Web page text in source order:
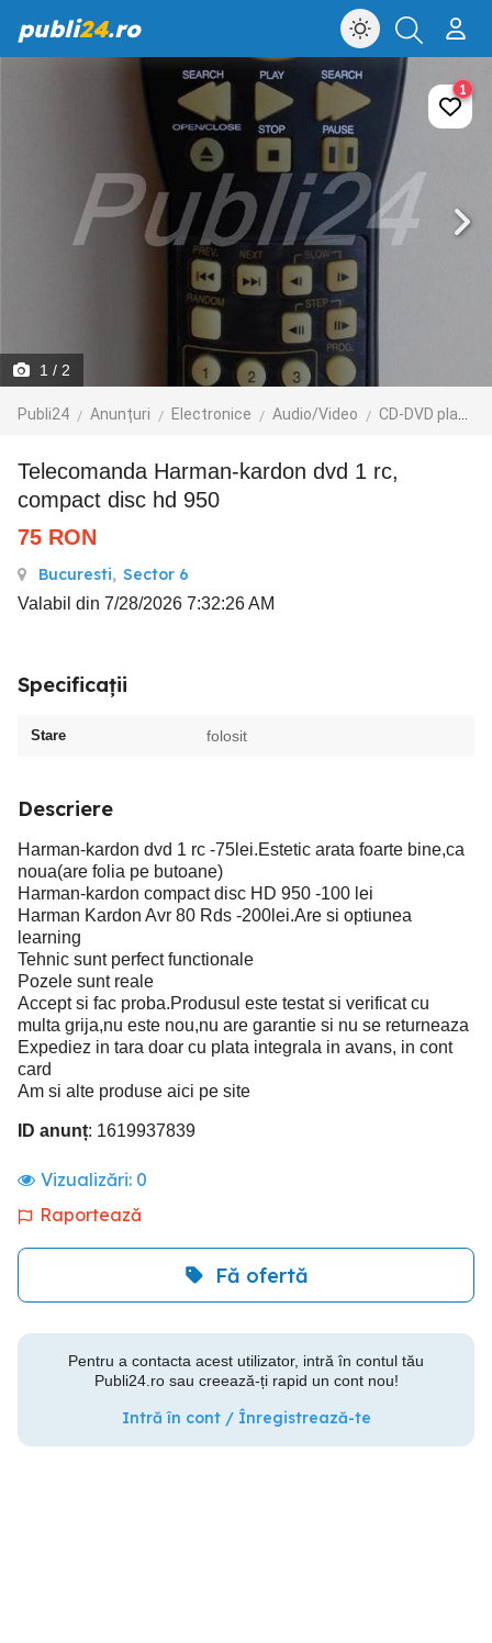
publi24.ro
1 / 2
Publi24 Anunțuri Electronice Audio/Video CD-DVD playere
1
telecomanda Harman-kardon dvd 1 rc,
compact disc hd 950
75 RON
Bucuresti, Sector 6
Valabil din 7/28/2026 7:32:26 AM
Specificații
Stare folosit
Descriere
Harman-kardon dvd 1 rc -75lei.Estetic arata foarte bine,ca
noua(are folia pe butoane)
Harman-kardon compact disc HD 950 -100 lei
Harman Kardon Avr 80 Rds -200lei.Are si optiunea
learning
Tehnic sunt perfect functionale
Pozele sunt reale
Accept si fac proba.Produsul este testat si verificat cu
multa grija,nu este nou,nu are garantie si nu se returneaza
Expediez in tara doar cu plata integrala in avans, in cont
card
Am si alte produse aici pe site
ID anunț: 1619937839
Vizualizări: 0
Raportează
Fă ofertă
Pentru a contacta acest utilizator, intră în contul tău
Publi24.ro sau creează-ți rapid un cont nou!
Intră în cont / Înregistrează-te